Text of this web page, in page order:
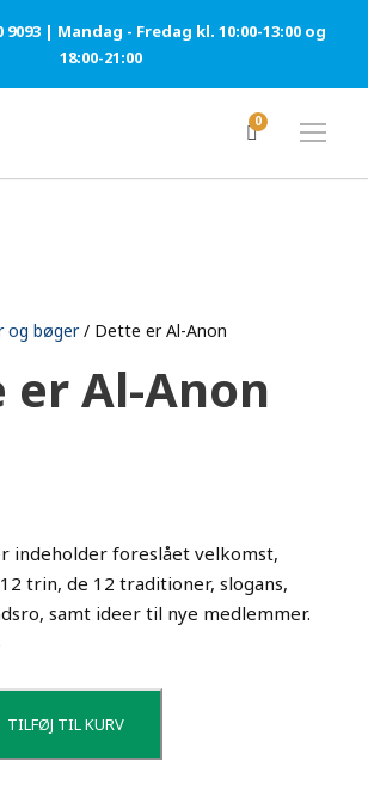
| Mandag - Fredag kl. 10:00-13:00 og
18:00-21:00
0
og bøger/ Dette er Al-Anon
er Al-Anon
indeholder foreslået velkomst,
trin, de 12 traditioner, slogans,
samt ideer til nye medlemmer.
TILFØJ TIL KURV